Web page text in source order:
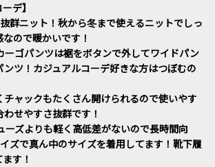
デ】
抜群ニット！秋から冬まで使えるニットでしっ
ので暖かいです！
ーゴパンツは裾をボタンで外してワイドパン
ツ！カジュアルコーデ好きな方はつぼむの
チャックもたくさん開けられるので使いやす
せやすさ抜群です！
ーズよりも軽く高低差がないので長時間向
ズで真ん中のサイズを着用してます！靴下履
す！